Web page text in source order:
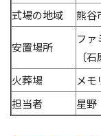
式場の地域
熊谷
安置場所
ファ
〔
火葬場
メ
担当者
星